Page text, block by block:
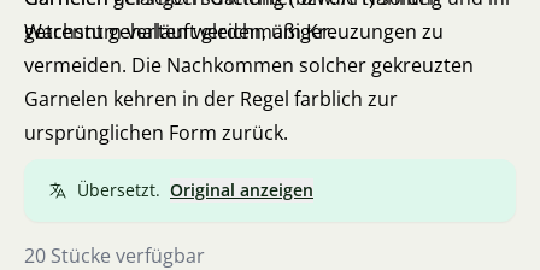
Wachstum verläuft gleichmäßiger.
getrennt gehalten werden, um Kreuzungen zu
vermeiden. Die Nachkommen solcher gekreuzten
Garnelen kehren in der Regel farblich zur
ursprünglichen Form zurück.
Übersetzt. Original anzeigen
20 Stücke verfügbar